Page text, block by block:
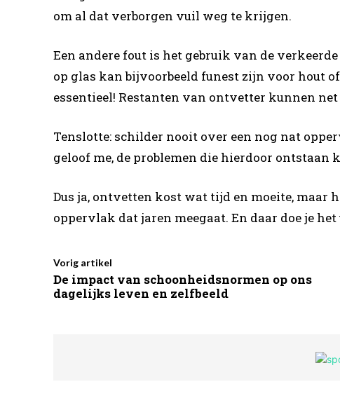
om al dat verborgen vuil weg te krijgen.
Een andere fout is het gebruik van de
op glas kan bijvoorbeeld funest zijn voor hout
essentieel! Restanten van ontvetter kunnen
Tenslotte: schilder nooit over een nog nat
geloof me, de problemen die hierdoor
Dus ja, ontvetten kost wat tijd en moeite, maar
oppervlak dat jaren meegaat. En daar doe je
Vorig artikel
De impact van schoonheidsnormen op ons
dagelijks leven en zelfbeeld